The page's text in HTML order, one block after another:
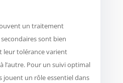
un traitement
sont bien
leur tolérance varient
l’autre. Pour un suivi optimal
jouent un rôle essentiel dans